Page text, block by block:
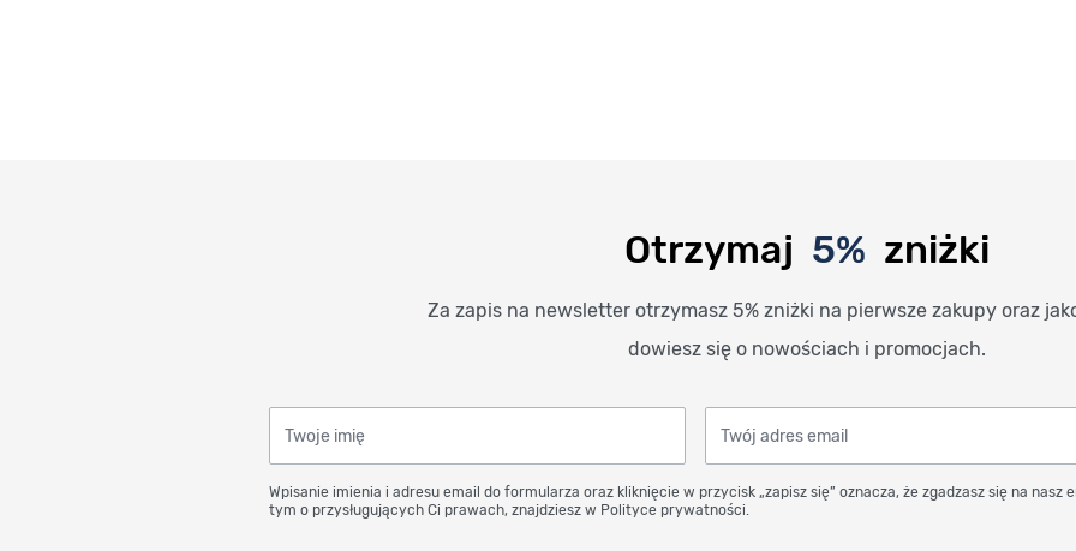
Otrzymaj 5% zniżki
Za zapis na newsletter otrzymasz 5% zniżki na pierwsze zakupy oraz
dowiesz się o nowościach i promocjach.
Wpisanie imienia i adresu email do formularza oraz kliknięcie w przycisk „zapisz się” oznacza, że zgadzasz się na
tym o przysługujących Ci prawach, znajdziesz w Polityce prywatności.